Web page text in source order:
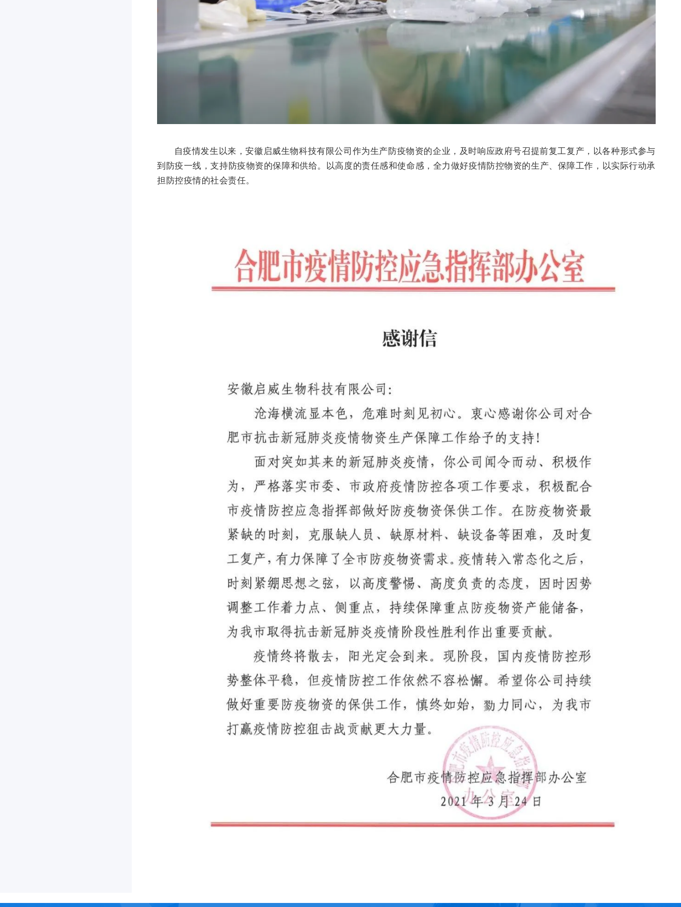
自疫情发生以来，安徽启威生物科技有限公司作为生产防疫物资的企业，及时响应政府号召提前复工复产，以各种形式参与
到防疫一线，支持防疫物资的保障和供给。以高度的责任感和使命感，全力做好疫情防控物资的生产、保障工作，以实际行动承
担防控疫情的社会责任。